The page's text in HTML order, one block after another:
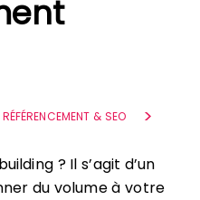
RÉFÉRENCEMENT & SEO
? Il s’agit d’un
du volume à votre